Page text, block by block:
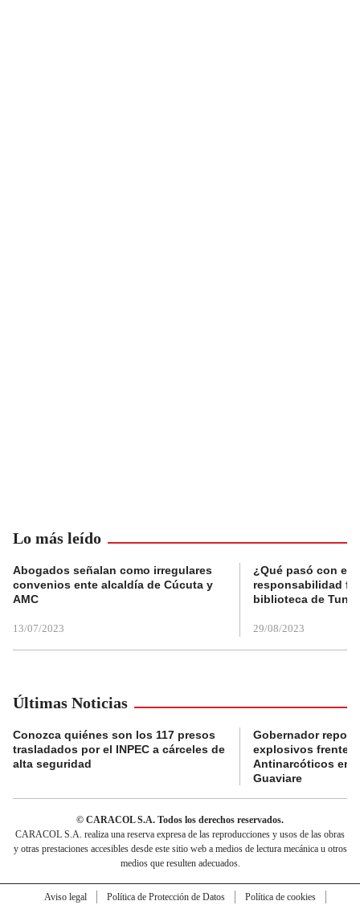
Lo más leído
Abogados señalan como irregulares
convenios ente alcaldía de Cúcuta y
AMC
13/07/2023
¿Qué pasó con el
responsabilidad
biblioteca de
29/08/2023
Últimas Noticias
Conozca quiénes son los 117 presos
trasladados por el INPEC a cárceles de
alta seguridad
Gobernador
explosivos frente a
Antinarcóticos en
Guaviare
© CARACOL S.A. Todos los derechos reservados.
CARACOL S.A. realiza una reserva expresa de las reproducciones y usos de las obras
y otras prestaciones accesibles desde este sitio web a medios de lectura mecánica u otros
medios que resulten adecuados.
Aviso legal Política de Protección de Datos
Política de cookies